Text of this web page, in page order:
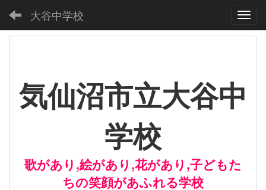
大谷中学校
気仙沼市立大谷中
学校
歌があり,絵があり,花があり,子どもた
ちの笑顔があふれる学校